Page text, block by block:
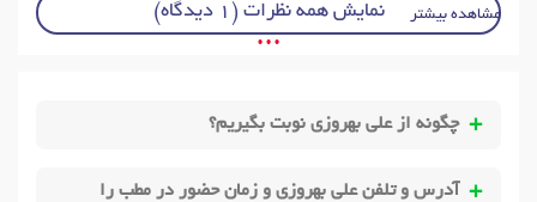
مشاهده بیشتر نمایش همه نظرات (1 دیدگاه)
• • •
چگونه از علی بهروزی نوبت بگیریم؟
آدرس و تلفن علی بهروزی و زمان حضور در مطب را